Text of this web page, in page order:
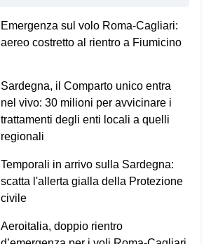
Emergenza sul volo Roma-Cagliari:
aereo costretto al rientro a Fiumicino
Sardegna, il Comparto unico entra
nel vivo: 30 milioni per avvicinare i
trattamenti degli enti locali a quelli
regionali
Temporali in arrivo sulla Sardegna:
scatta l'allerta gialla della Protezione
civile
Aeroitalia, doppio rientro